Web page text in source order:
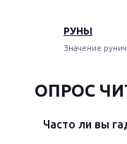
РУНЫ
Значение
ОПРОС
Часто ли вы